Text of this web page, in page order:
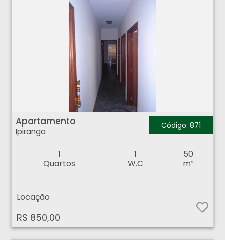
Apartamento - Ipiranga - Ribeirão Preto
Apartamento
Ipiranga
Código: 871
1
Quartos
1
W.C
50
m²
Locação
R$ 850,00